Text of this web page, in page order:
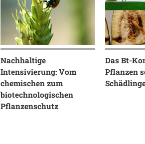
Nachhaltige
Intensivierung: Vom
chemischen zum
biotechnologischen
Pflanzenschutz
Das Bt-
Pflanzen